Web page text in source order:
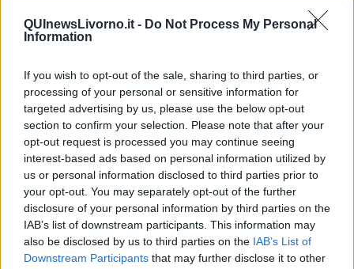
QUInewsLivorno.it - Do Not Process My Personal
Information
If you wish to opt-out of the sale, sharing to third parties, or
processing of your personal or sensitive information for
targeted advertising by us, please use the below opt-out
section to confirm your selection. Please note that after your
opt-out request is processed you may continue seeing
interest-based ads based on personal information utilized by
us or personal information disclosed to third parties prior to
your opt-out. You may separately opt-out of the further
disclosure of your personal information by third parties on the
IAB’s list of downstream participants. This information may
also be disclosed by us to third parties on the IAB’s List of
Downstream Participants that may further disclose it to other
Insomnia
Il guardiano
Erodoto e Tucidide
Il padre della storia
Pensieri brevi
L'evoluzione della specie
Il servizio
Riflessioni
L'Oscuro
Generazioni
Cristobal
Il paese dei balocchi
Ciò che resta
La balena
Vittorio